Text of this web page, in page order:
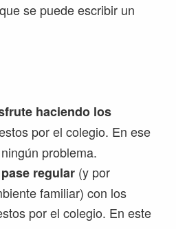
se puede escribir un
haciendo los
por el colegio. En ese
problema.
regular (y por
familiar) con los
por el colegio. En este